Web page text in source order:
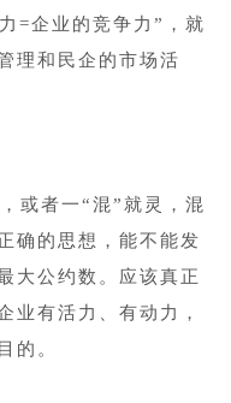
=企业的竞争力”，就
理和民企的市场活
或者一“混”就灵，混
确的思想，能不能发
大公约数。应该真正
业有活力、有动力，
的。